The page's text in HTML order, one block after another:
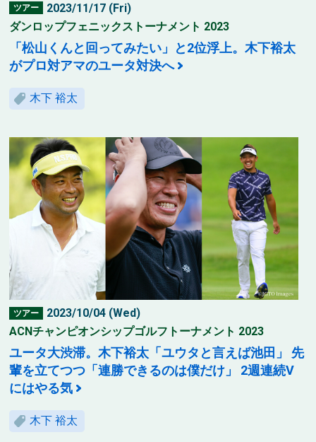
ツアー
2023/11/17 (Fri)
ダンロップフェニックストーナメント 2023
「松山くんと回ってみたい」と2位浮上。木下裕太
がプロ対アマのユータ対決へ
木下 裕太
ツアー
2023/10/04 (Wed)
ACNチャンピオンシップゴルフトーナメント 2023
ユータ大渋滞。木下裕太「ユウタと言えば池田」 先
輩を立てつつ「連勝できるのは僕だけ」 2週連続V
にはやる気
木下 裕太